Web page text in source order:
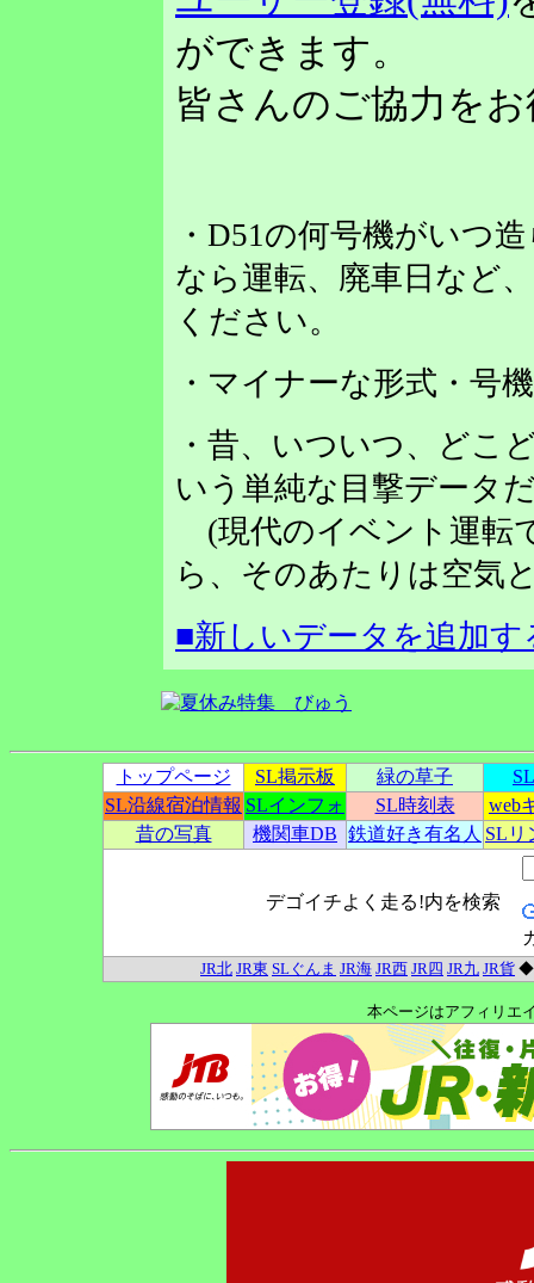
ができます。
皆さんのご協力を
・D51の何号機がいつ
なら運転、廃車日など
ください。
・マイナーな形式・号
・昔、いついつ、どこ
いう単純な目撃データ
(現代のイベント運転
ら、そのあたりは空気
■新しいデータを追加す
トップページ SL掲示板 緑の草子
SL沿線宿泊情報 SLインフォ SL時刻表
web
昔の写真
機関車DB 鉄道好き有名人 SLリ
デゴイチよく走る!内を検索
JR北 JR東 SLぐんま JR海 JR西 JR四 JR九 JR貨
本ページはアフィリエ